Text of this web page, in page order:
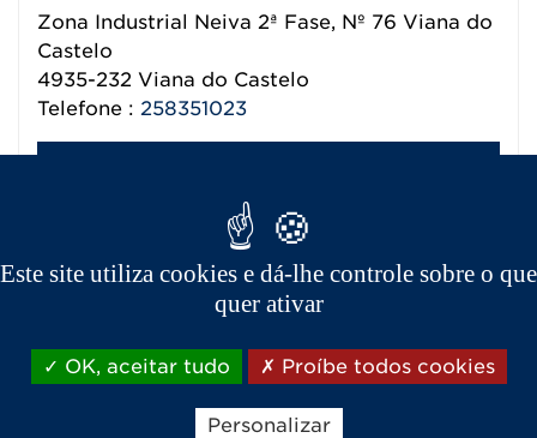
Zona Industrial Neiva 2ª Fase, Nº 76 Viana do
Castelo
4935-232 Viana do Castelo
Telefone : 258351023
Este site utiliza cookies e dá-lhe controle sobre o que
quer ativar
OK, aceitar tudo Proíbe todos cookies
Personalizar